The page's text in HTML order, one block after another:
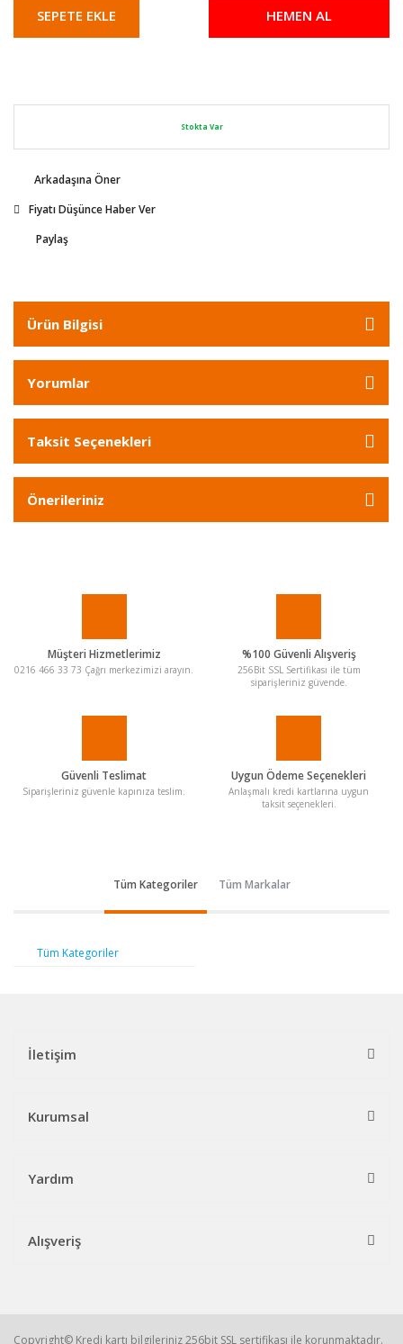
SEPETE EKLE HEMEN AL
Stokta Var
Arkadaşına Öner
Fiyatı Düşünce Haber Ver
Paylaş
Ürün Bilgisi
Yorumlar
Taksit Seçenekleri
Önerileriniz
Müşteri Hizmetlerimiz
0216 466 33 73 Çağrı merkezimizi arayın.
%100 Güvenli Alışveriş
256Bit SSL Sertifikası ile tüm
siparişleriniz güvende.
Güvenli Teslimat
Siparişleriniz güvenle kapınıza teslim.
Uygun Ödeme Seçenekleri
Anlaşmalı kredi kartlarına uygun
taksit seçenekleri.
Tüm Kategoriler Tüm Markalar
Tüm Kategoriler
İletişim
Kurumsal
Yardım
Alışveriş
Copyright© Kredi kartı bilgileriniz 256bit SSL sertifikası ile korunmaktadır.